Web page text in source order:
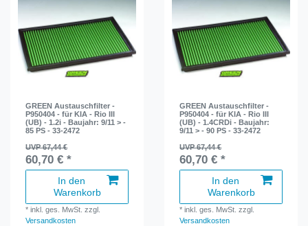
GREEN Austauschfilter -
P950404 - für KIA - Rio III
(UB) - 1.2i - Baujahr: 9/11 > -
85 PS - 33-2472
UVP 67,44 €
60,70 € *
In den
Warenkorb
*inkl. ges. MwSt. zzgl.
Versandkosten
GREEN Austauschfilter -
P950404 - für KIA - Rio III
(UB) - 1.4CRDi - Baujahr:
9/11 > - 90 PS - 33-2472
UVP 67,44 €
60,70 € *
In den
Warenkorb
*inkl. ges. MwSt. zzgl.
Versandkosten